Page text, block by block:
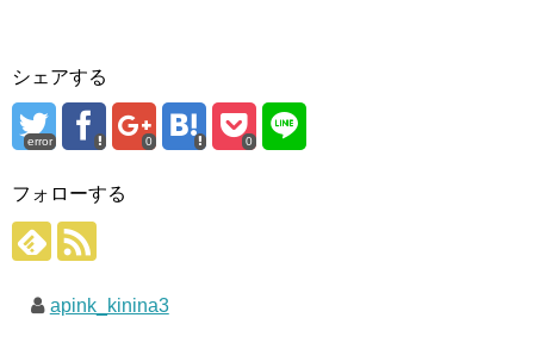
シェアする
error 0 0
フォローする
apink_kinina3